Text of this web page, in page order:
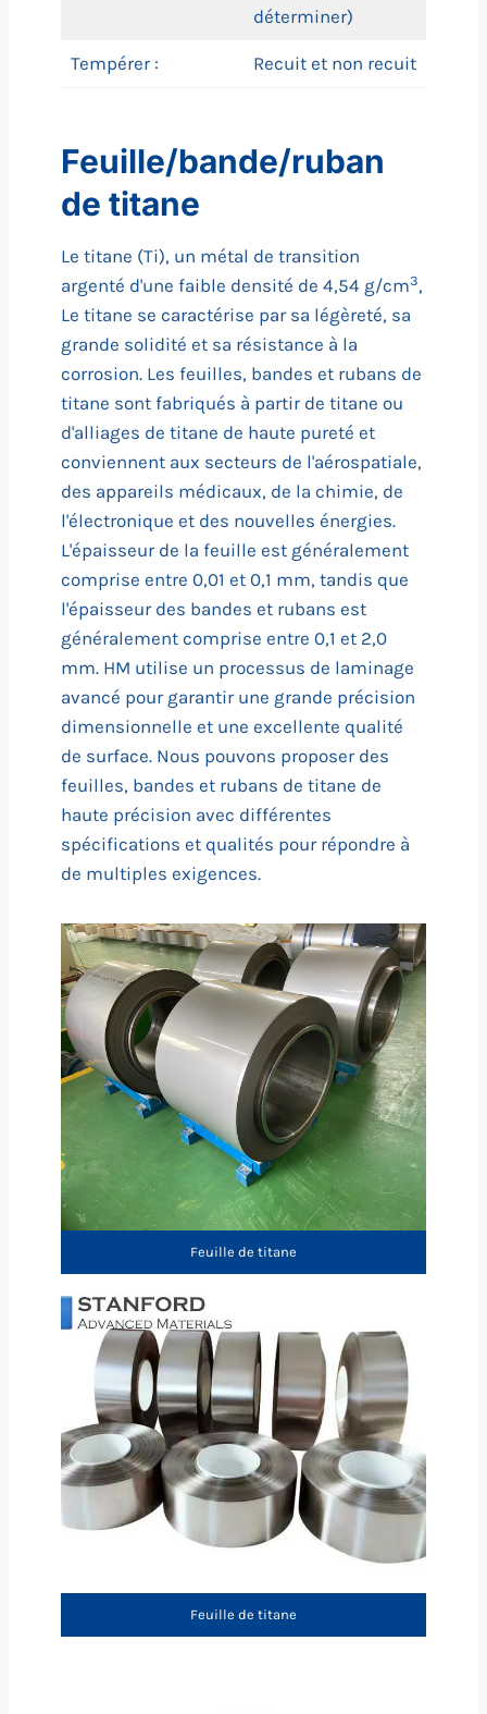
déterminer)
Tempérer : Recuit et non recuit
Feuille/bande/ruban
de titane
Le titane (Ti), un métal de transition
argenté d'une faible densité de 4,54 g/cm3,
Le titane se caractérise par sa légèreté, sa
grande solidité et sa résistance à la
corrosion. Les feuilles, bandes et rubans de
titane sont fabriqués à partir de titane ou
d'alliages de titane de haute pureté et
conviennent aux secteurs de l'aérospatiale,
des appareils médicaux, de la chimie, de
l'électronique et des nouvelles énergies.
L'épaisseur de la feuille est généralement
comprise entre 0,01 et 0,1 mm, tandis que
l'épaisseur des bandes et rubans est
généralement comprise entre 0,1 et 2,0
mm. HM utilise un processus de laminage
avancé pour garantir une grande précision
dimensionnelle et une excellente qualité
de surface. Nous pouvons proposer des
feuilles, bandes et rubans de titane de
haute précision avec différentes
spécifications et qualités pour répondre à
de multiples exigences.
Feuille de titane
Feuille de titane